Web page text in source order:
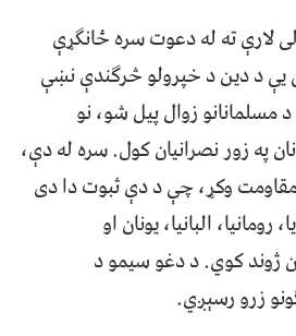
لارې ته له دعوت سره ځانګړې
یې د دین د خپرولو څرګندې نښې
زوال پیل شو، نو
په زور نصرانیان کول. سره له دې،
مقاومت وکړ، چې د دې ثبوت دا دی
البانیا، یونان او
ژوند کوي. د دغو سیمو د
زرو رسېږي.